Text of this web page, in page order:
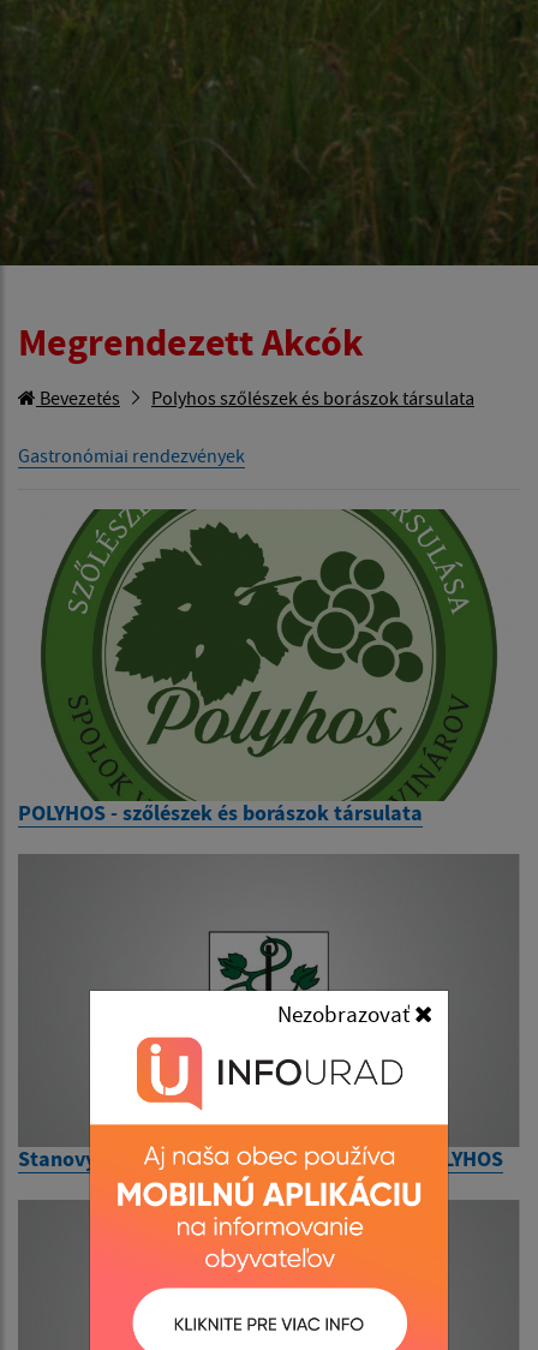
Megrendezett Akcók
Bevezetés Polyhos szőlészek és borászok társulata
Gastronómiai rendezvények
POLYHOS - szőlészek és borászok társulata
Stanovy spoloku vinohradníkov a vinárov POLYHOS
Nezobrazovať